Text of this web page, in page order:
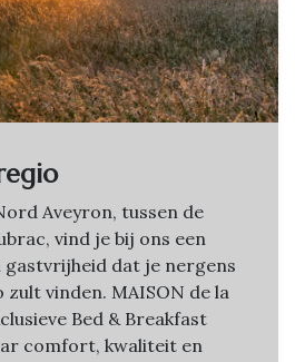
Aveyron, tussen de
vind je bij ons een
gastvrijheid dat je nergens
vinden. MAISON de la
Bed & Breakfast
comfort, kwaliteit en